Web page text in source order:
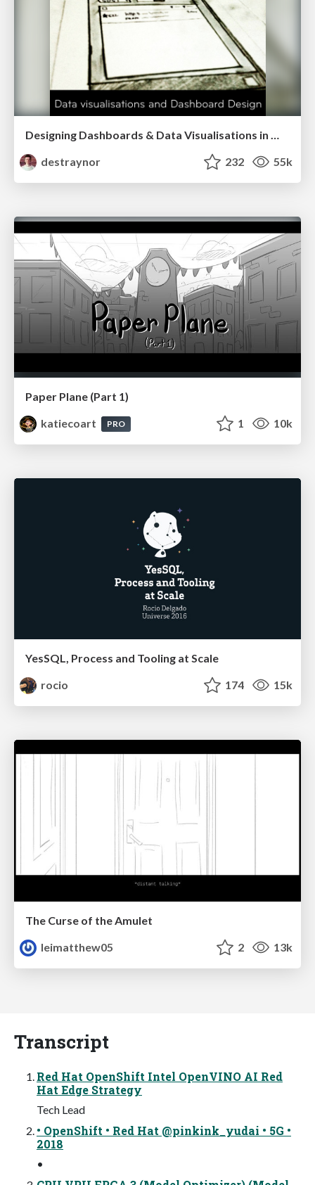
destraynor
232 55k
Paper Plane (Part 1)
katiecoart
PRO 1 10k
YesSQL, Process and Tooling at Scale
rocio
174 15k
The Curse of the Amulet
leimatthew05
2 13k
Transcript
Red Hat OpenShift Intel OpenVINO AI Red
Hat Edge Strategy
Tech Lead
• OpenShift • Red Hat @pinkink_yudai • 5G •
2018
•